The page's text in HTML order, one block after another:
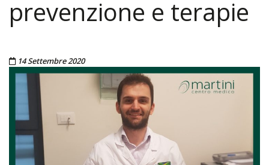
prevenzione e terapie
Pubblicato il
14 Settembre 2020